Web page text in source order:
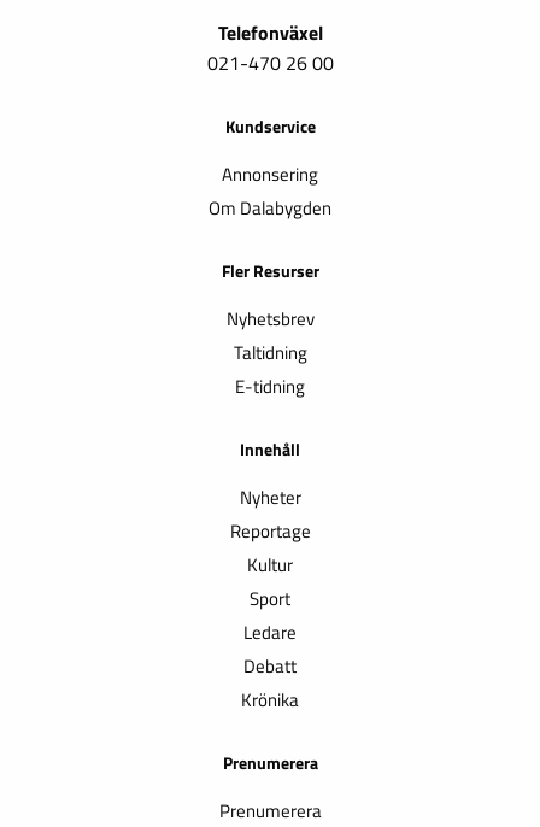
Telefonväxel
021-470 26 00
Kundservice
Annonsering
Om Dalabygden
Fler Resurser
Nyhetsbrev
Taltidning
E-tidning
Innehåll
Nyheter
Reportage
Kultur
Sport
Ledare
Debatt
Krönika
Prenumerera
Prenumerera